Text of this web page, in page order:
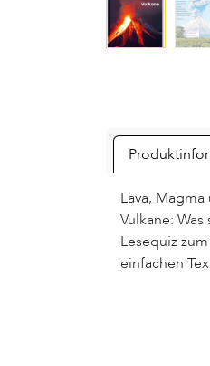
Lava,
Vulkane:
Lesequiz
einfachen